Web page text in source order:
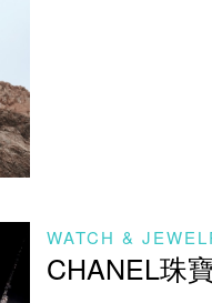
WATCH &
CHANEL珠